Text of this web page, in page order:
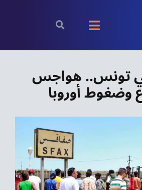
Toggle
Navigation
بودكاست
الأخبار
رياضة
اقتصاد
تونس.. هواجس
وضغوط أوروبا